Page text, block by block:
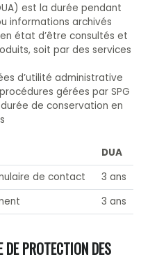
est la durée pendant
informations archivés
état d’être consultés et
soit par des services
d’utilité administrative
gérées par SPG
durée de conservation en
DUA
de contact
3 ans
3 ans
PROTECTION DES